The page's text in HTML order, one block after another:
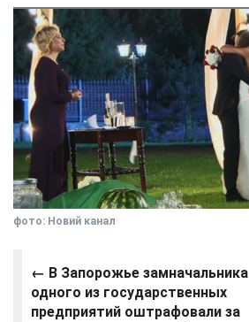
фото: Новий канал
← В Запорожье замначальника
одного из государственных
предприятий оштрафовали за